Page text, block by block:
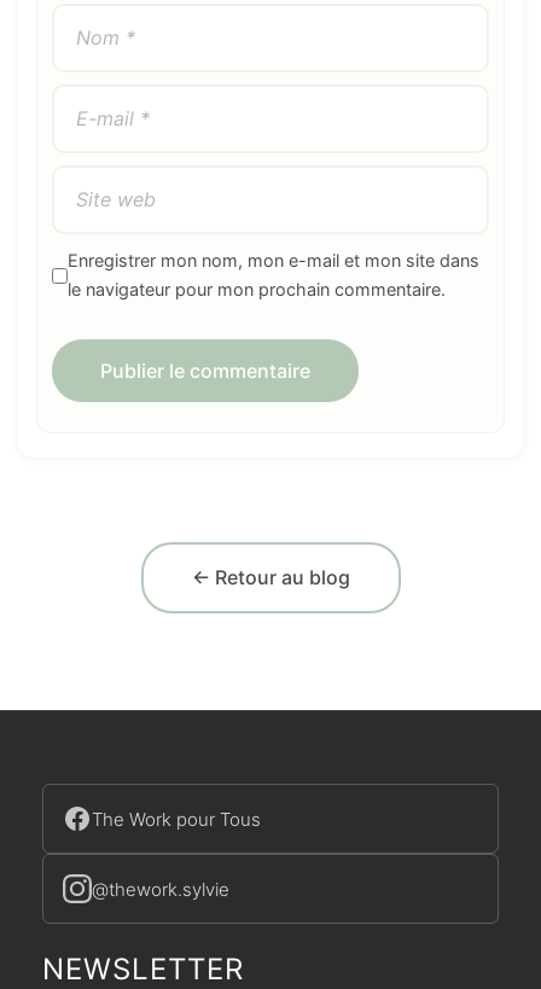
Enregistrer mon nom, mon e-mail et mon site dans
le navigateur pour mon prochain commentaire.
← Retour au blog
The Work pour Tous
@thework.sylvie
NEWSLETTER